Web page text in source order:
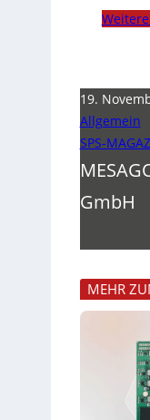
19.
Allgemein
SPS-
GmbH
MEHR